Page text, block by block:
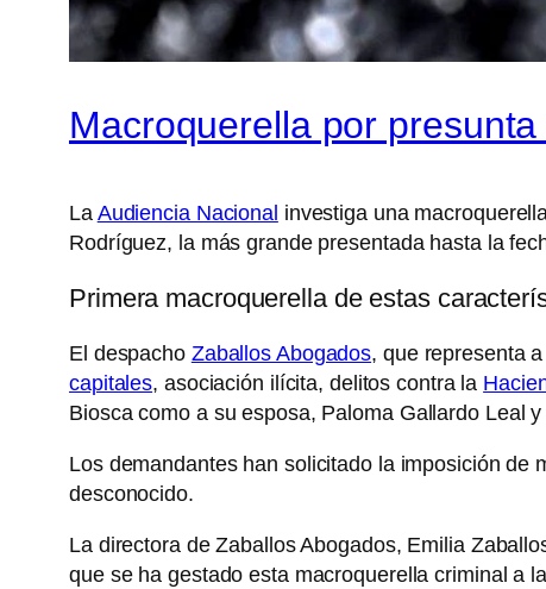
Macroquerella por
La Audiencia Nacional investiga una
Rodríguez, la más grande presentada hasta la
Primera macroquerella de estas
El despacho Zaballos Abogados, que representa
capitales, asociación ilícita, delitos contra la
Biosca como a su esposa, Paloma Gallardo Leal
Los demandantes han solicitado la imposición de
desconocido.
La directora de Zaballos Abogados, Emilia
que se ha gestado esta macroquerella criminal a